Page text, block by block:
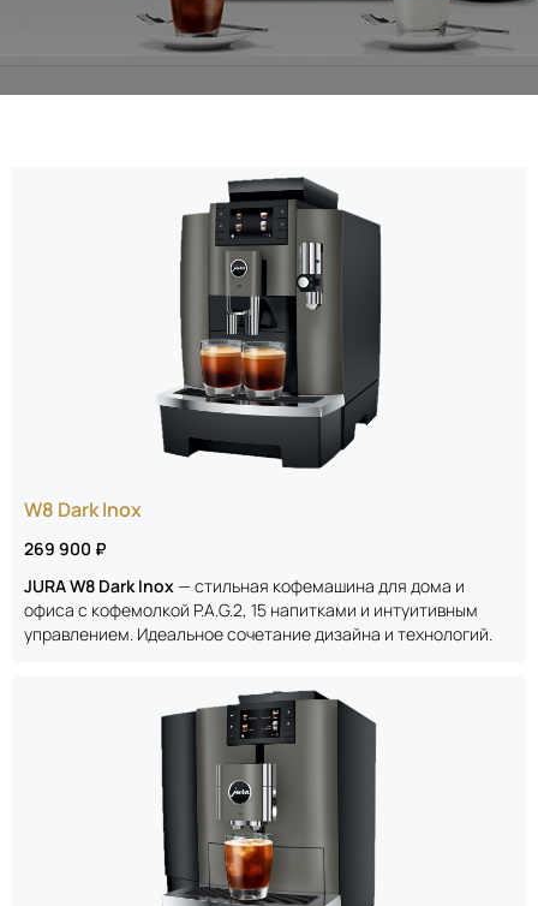
W8 Dark Inox
269 900 ₽
JURA W8 Dark Inox— стильная кофемашина для дома и
офиса с кофемолкой P.A.G.2, 15 напитками и интуитивным
управлением. Идеальное сочетание дизайна и технологий.